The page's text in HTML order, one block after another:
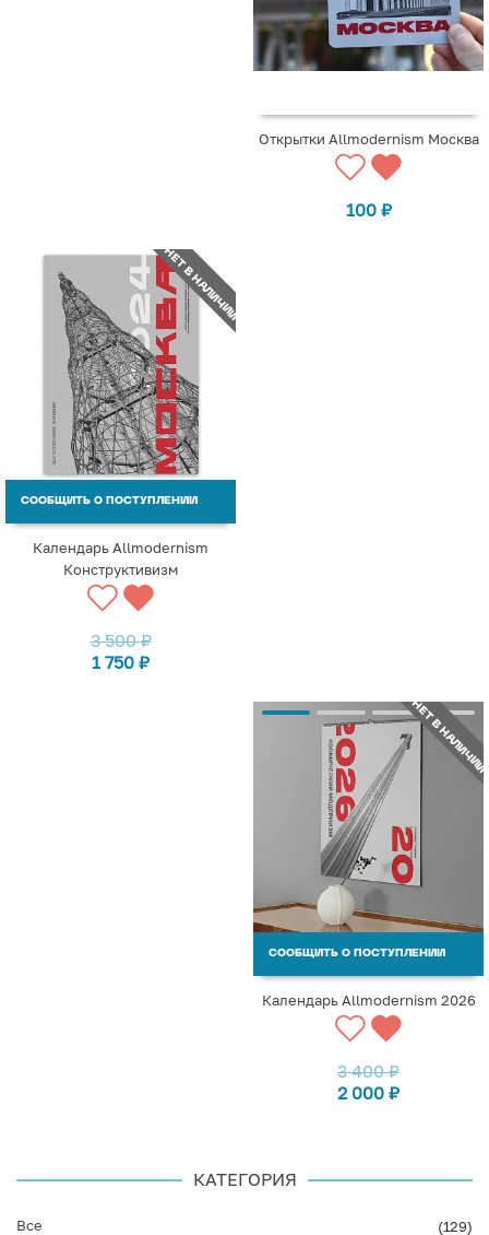
Открытки Allmodernism Москва
100 ₽
НЕТ В НАЛИЧИИ
СООБЩИТЬ О ПОСТУПЛЕНИИ
Календарь Allmodernism
Конструктивизм
3 500₽
1 750 ₽
НЕТ В НАЛИЧИИ
СООБЩИТЬ О ПОСТУПЛЕНИИ
Календарь Allmodernism 2026
3 400₽
2 000 ₽
КАТЕГОРИЯ
Все (129)